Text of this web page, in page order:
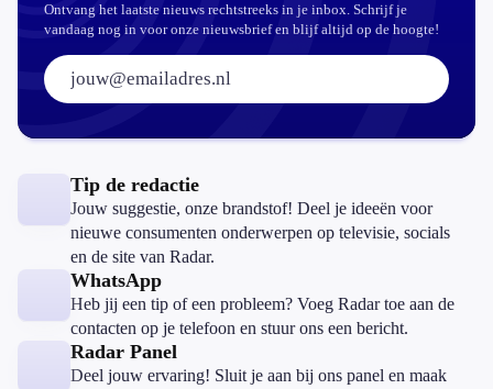
Ontvang het laatste nieuws rechtstreeks in je inbox. Schrijf je
vandaag nog in voor onze nieuwsbrief en blijf altijd op de hoogte!
E-mailadres:
Tip de redactie
Jouw suggestie, onze brandstof! Deel je ideeën voor
nieuwe consumenten onderwerpen op televisie, socials
en de site van Radar.
WhatsApp
Heb jij een tip of een probleem? Voeg Radar toe aan de
contacten op je telefoon en stuur ons een bericht.
Radar Panel
Deel jouw ervaring! Sluit je aan bij ons panel en maak